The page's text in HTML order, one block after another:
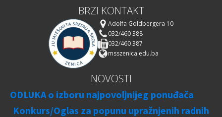
BRZI KONTAKT
Adolfa Goldbergera 10
032/460 388
032/460 387
msszenica.edu.ba
NOVOSTI
ODLUKA o izboru najpovoljnijeg ponuđača
Konkurs/Oglas za popunu upražnjenih radnih